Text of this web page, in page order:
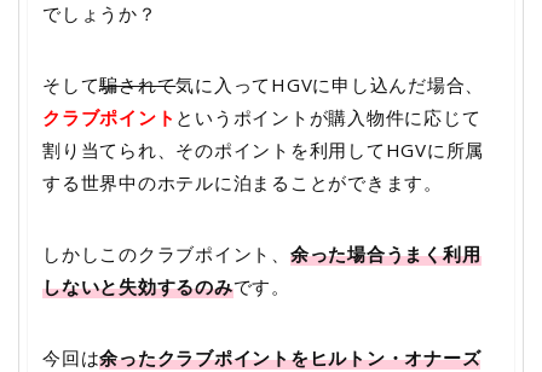
でしょうか？
そして騙されて気に入ってHGVに申し込んだ場合、
クラブポイント というポイントが購入物件に応じて
割り当てられ、そのポイントを利用してHGVに所属
する世界中のホテルに泊まることができます。
しかしこのクラブポイント、 余った場合うまく利用
しないと失効するのみです。
今回は余ったクラブポイントをヒルトン・オナーズ